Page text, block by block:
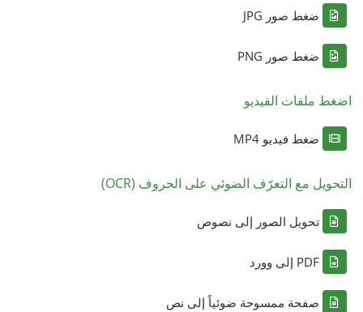
ضغط صور JPG
ضغط صور PNG
اضغط ملفات الفيديو
ضغط فيديو MP4
التحويل مع التعرّف الضوئي على الحروف (OCR)
تحويل الصور إلى نصوص
PDF إلى وورد
صفحة ممسوحة ضوئياً إلى نص